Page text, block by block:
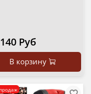
Руб
В корзину